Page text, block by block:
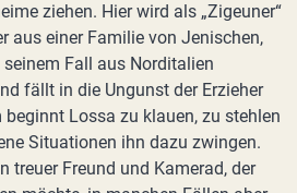
ziehen. Hier wird als „Zigeuner“
aus einer Familie von Jenischen,
Fall aus Norditalien
fällt in die Ungunst der Erzieher
beginnt Lossa zu klauen, zu stehlen
Situationen ihn dazu zwingen.
treuer Freund und Kamerad, der